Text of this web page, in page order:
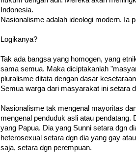
Indonesia.
Nasionalisme adalah ideologi modern. Ia
Logikanya?
Tak ada bangsa yang homogen, yang
sama semua. Maka diciptakanlah
pluralisme ditata dengan dasar
Semua warga dari masyarakat ini setara
Nasionalisme tak mengenal mayoritas
mengenal penduduk asli atau pendatang.
yang Papua. Dia yang Sunni setara dgn
heterosexual setara dgn dia yang gay
saja, setara dgn perempuan.